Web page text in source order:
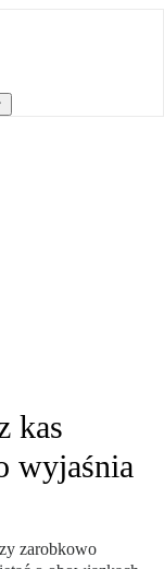
kas
wyjaśnia
zarobkowo